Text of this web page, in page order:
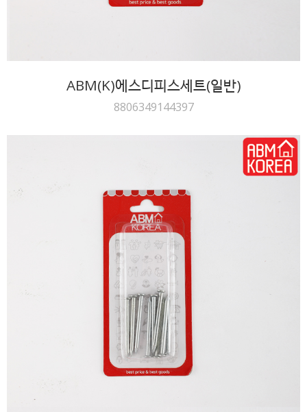
ABM(K)에스디피스세트(일반)
8806349144397